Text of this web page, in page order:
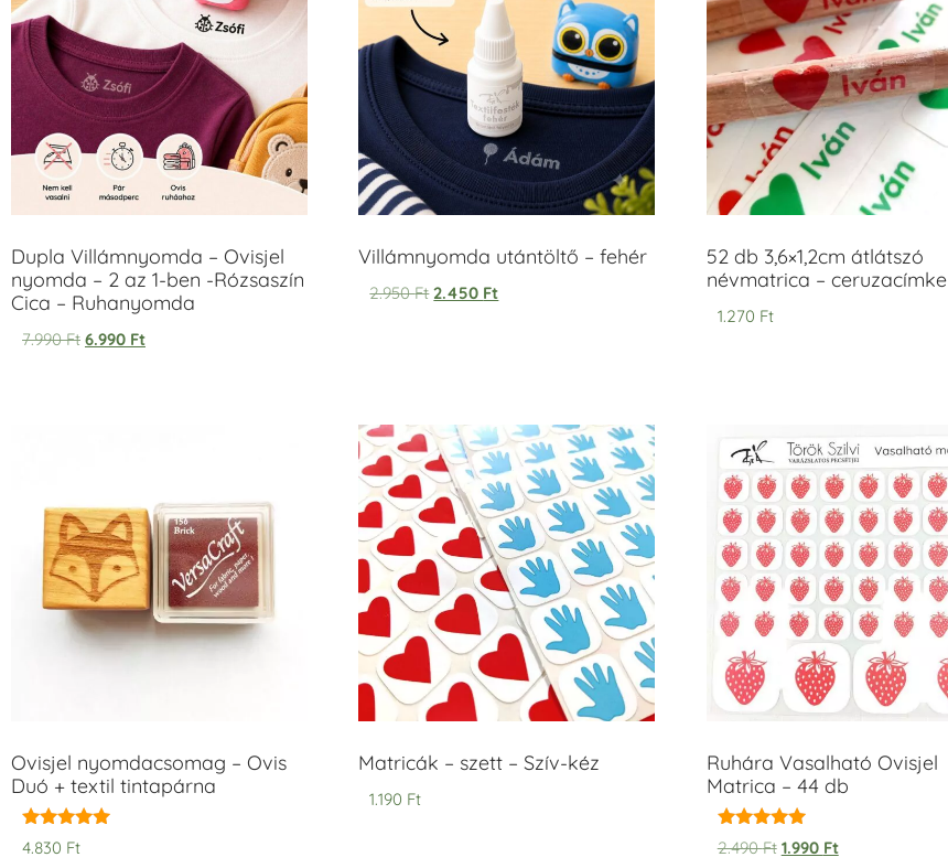
Dupla Villámnyomda – Ovisjel
nyomda – 2 az 1-ben -Rózsaszín
Cica – Ruhanyomda
7.990Ft 6.990 Ft
Villámnyomda utántöltő – fehér
2.950Ft 2.450 Ft
52 db 3,6×1,2cm átlátszó
névmatrica – ceruzacímke
1.270 Ft
Ovisjel nyomdacsomag – Ovis
Duó + textil tintapárna
Értékelés:
5.00
4.830 Ft
Matricák – szett – Szív-kéz
1.190 Ft
Ruhára Vasalható Ovisjel
Matrica – 44 db
Értékelés:
5.00
2.490Ft 1.990 Ft